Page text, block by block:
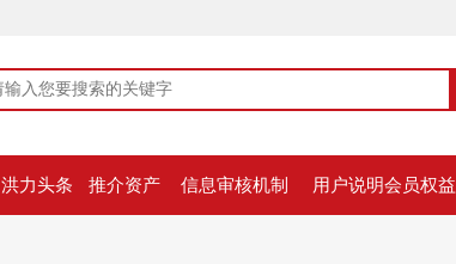
洪力头条 推介资产 信息审核机制 用户说明会员权益